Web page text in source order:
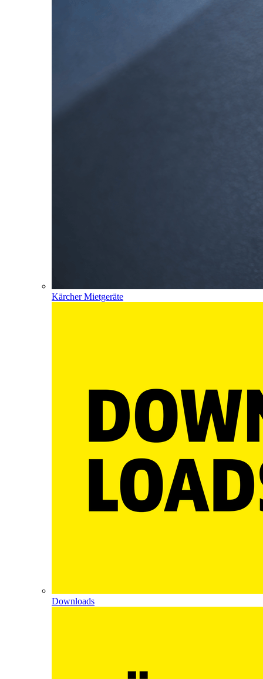
Kärcher Mietgeräte
Downloads